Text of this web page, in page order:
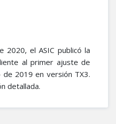
el ASIC publicó la
al primer ajuste de
2019 en versión TX3.
detallada.